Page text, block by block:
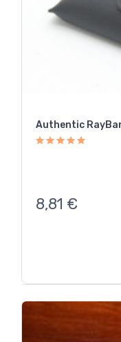
Authentic
8,81 €